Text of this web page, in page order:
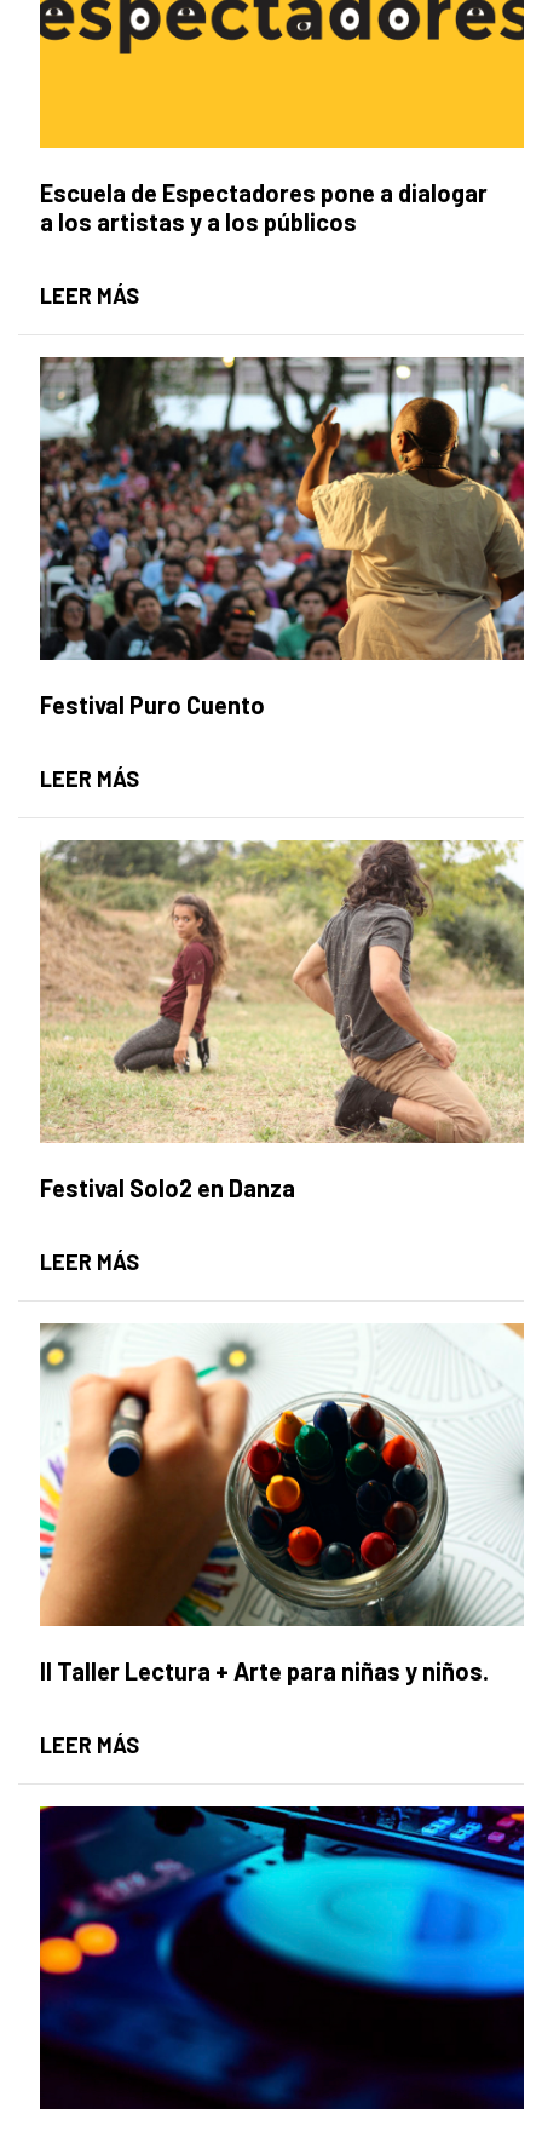
Escuela de Espectadores pone a dialogar
a los artistas y a los públicos
LEER MÁSESCUELA DE ESPECTADORES PONE A
Festival Puro Cuento
LEER MÁSFESTIVAL PURO CUENTO
Festival Solo2 en Danza
LEER MÁSFESTIVAL SOLO2 EN DANZA
II Taller Lectura + Arte para niñas y niños.
LEER MÁSII TALLER LECTURA + ARTE PARA NIÑAS